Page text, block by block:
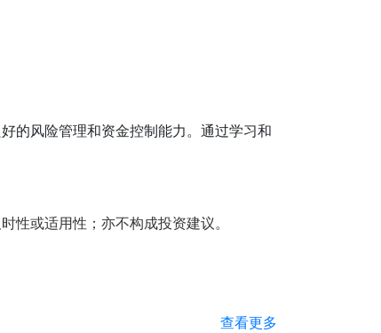
的风险管理和资金控制能力。通过学习和
性或适用性；亦不构成投资建议。
查看更多